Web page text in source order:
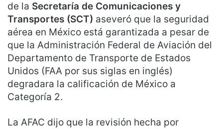
de la Secretaría de Comunicaciones y
Transportes (SCT) aseveró que la seguridad
aérea en México está garantizada a pesar de
que la Administración Federal de Aviación del
Departamento de Transporte de Estados
Unidos (FAA por sus siglas en inglés)
degradara la calificación de México a
Categoría 2.
La AFAC dijo que la revisión hecha por